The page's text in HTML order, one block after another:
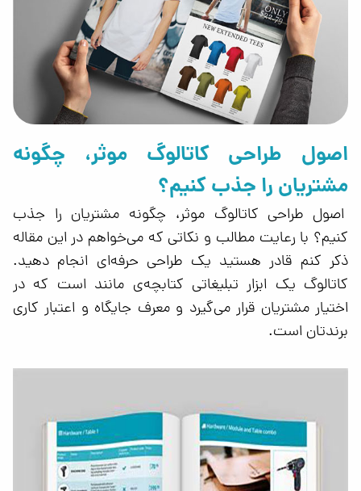
اصول طراحی کاتالوگ موثر، چگونه
مشتریان را جذب کنیم؟
اصول طراحی کاتالوگ موثر، چگونه مشتریان را جذب
کنیم؟ با رعایت مطالب و نکاتی که می‌خواهم در این مقاله
ذکر کنم قادر هستید یک طراحی حرفه‌ای انجام دهید.
کاتالوگ یک ابزار تبلیغاتی کتابچه‌ی مانند است که در
اختیار مشتریان قرار می‌گیرد و معرف جایگاه و اعتبار کاری
برندتان است.